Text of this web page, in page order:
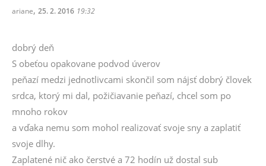
ariane, 25. 2. 2016 19:32
dobrý deň
S obeťou opakovane podvod úverov
peňazí medzi jednotlivcami skončil som nájsť dobrý človek
srdca, ktorý mi dal, požičiavanie peňazí, chcel som po
mnoho rokov
a vďaka nemu som mohol realizovať svoje sny a zaplatiť
svoje dlhy.
Zaplatené nič ako čerstvé a 72 hodín už dostal sub